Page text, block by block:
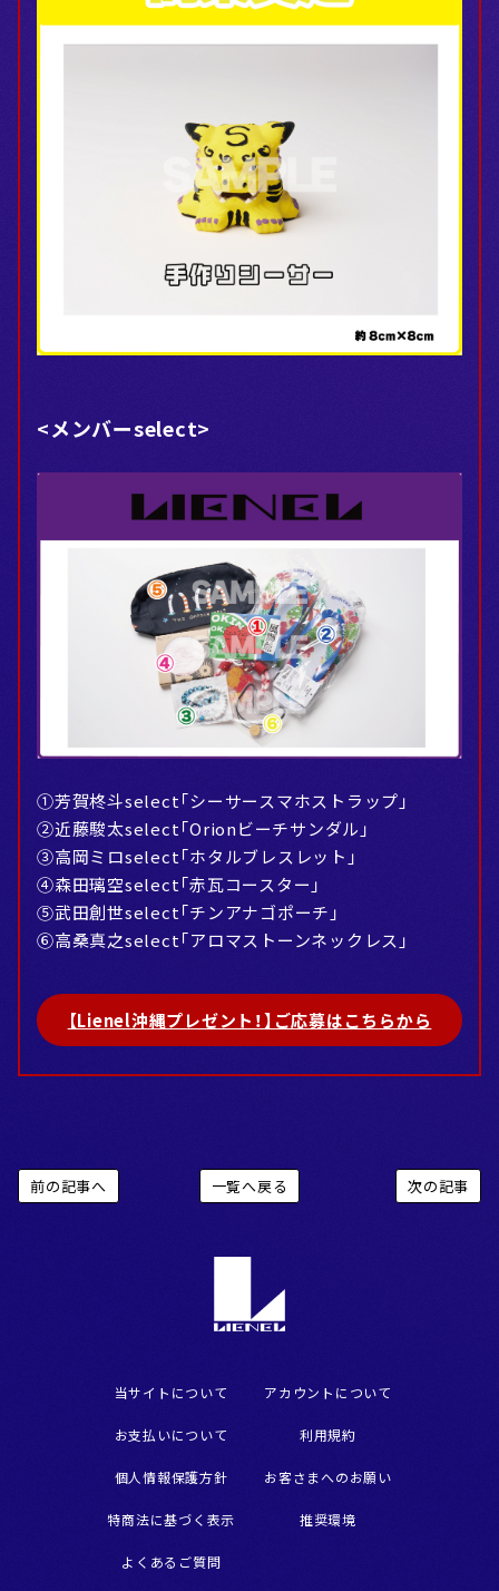
<メンバーselect>
①芳賀柊斗select「シーサースマホストラップ」
②近藤駿太select「Orionビーチサンダル」
③高岡ミロselect「ホタルブレスレット」
④森田璃空select「赤瓦コースター」
⑤武田創世select「チンアナゴポーチ」
⑥高桑真之select「アロマストーンネックレス」
【Lienel沖縄プレゼント！】ご応募はこちらから
次の記事
一覧へ戻る
前の記事へ
当サイトについて アカウントについて
お支払いについて 利用規約
個人情報保護方針 お客さまへのお願い
特商法に基づく表示 推奨環境
よくあるご質問